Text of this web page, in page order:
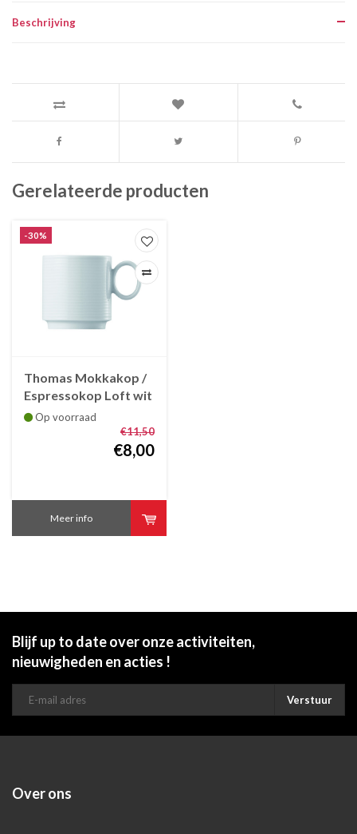
Beschrijving
Gerelateerde producten
-30%
Thomas Mokkakop /
Espressokop Loft wit
Op voorraad
€11,50
€8,00
Meer info
Blijf up to date over onze activiteiten,
nieuwigheden en acties !
Verstuur
Over ons